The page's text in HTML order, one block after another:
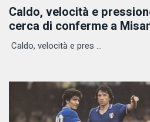
Caldo, velocità e
cerca di conferme a
Caldo, velocità e pres ...